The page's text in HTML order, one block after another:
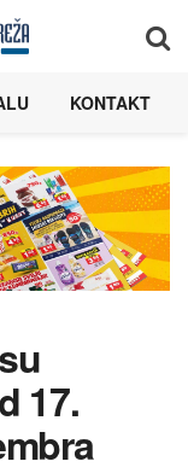
KONTAKT
17.